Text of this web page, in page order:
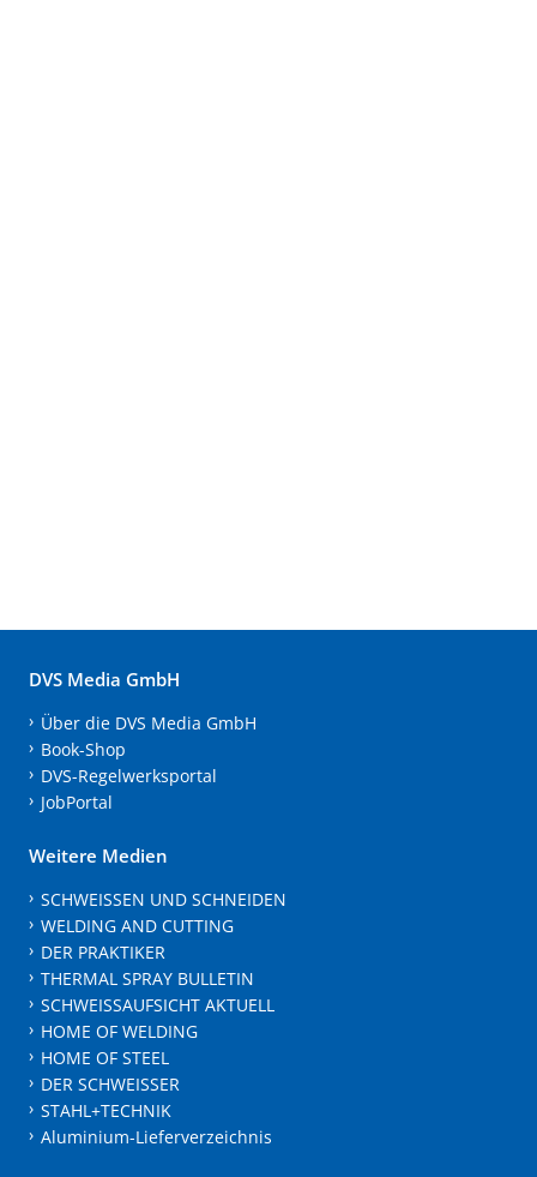
DVS Media GmbH
Über die DVS Media GmbH
Book-Shop
DVS-Regelwerksportal
JobPortal
Weitere Medien
SCHWEISSEN UND SCHNEIDEN
WELDING AND CUTTING
DER PRAKTIKER
THERMAL SPRAY BULLETIN
SCHWEISSAUFSICHT AKTUELL
HOME OF WELDING
HOME OF STEEL
DER SCHWEISSER
STAHL+TECHNIK
Aluminium-Lieferverzeichnis